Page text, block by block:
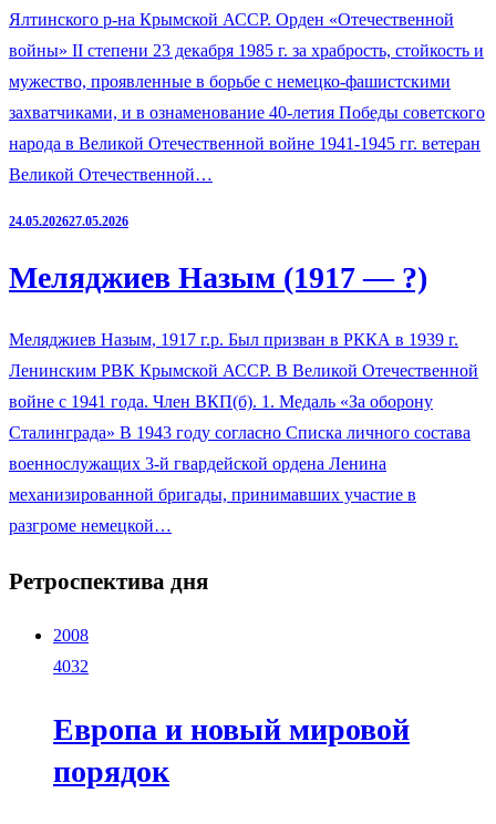
Ялтинского р-на Крымской АССР. Орден «Отечественной
войны» II степени 23 декабря 1985 г. за храбрость, стойкость и
мужество, проявленные в борьбе с немецко-фашистскими
захватчиками, и в ознаменование 40-летия Победы советского
народа в Великой Отечественной войне 1941-1945 гг. ветеран
Великой Отечественной…
24.05.202627.05.2026
Меляджиев Назым (1917 — ?)
Меляджиев Назым, 1917 г.р. Был призван в РККА в 1939 г.
Ленинским РВК Крымской АССР. В Великой Отечественной
войне с 1941 года. Член ВКП(б). 1. Медаль «За оборону
Сталинграда» В 1943 году согласно Списка личного состава
военнослужащих 3-й гвардейской ордена Ленина
механизированной бригады, принимавших участие в
разгроме немецкой…
Ретроспектива дня
2008
4032
Европа и новый мировой
порядок